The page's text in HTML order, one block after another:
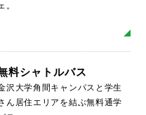
。
料シャトルバス
沢大学角間キャンパスと学生
ん居住エリアを結ぶ無料通学